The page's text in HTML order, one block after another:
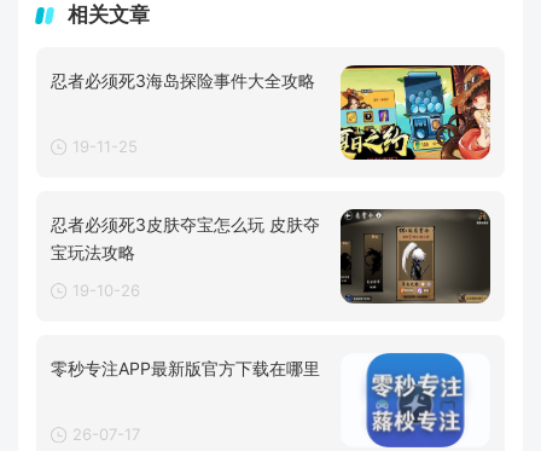
相关文章
忍者必须死3海岛探险事件大全攻略
19-11-25
忍者必须死3皮肤夺宝怎么玩 皮肤夺
宝玩法攻略
19-10-26
零秒专注APP最新版官方下载在哪里
26-07-17